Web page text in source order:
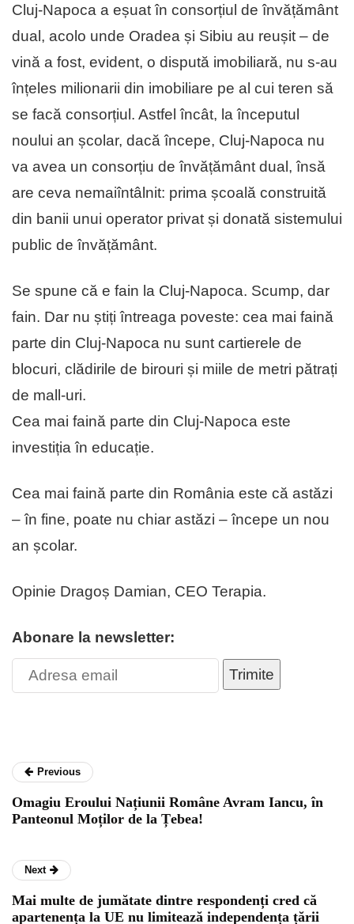
Cluj-Napoca a eșuat în consorțiul de învățământ
dual, acolo unde Oradea și Sibiu au reușit – de
vină a fost, evident, o dispută imobiliară, nu s-au
înțeles milionarii din imobiliare pe al cui teren să
se facă consorțiul. Astfel încât, la începutul
noului an școlar, dacă începe, Cluj-Napoca nu
va avea un consorțiu de învățământ dual, însă
are ceva nemaiîntâlnit: prima școală construită
din banii unui operator privat și donată sistemului
public de învățământ.
Se spune că e fain la Cluj-Napoca. Scump, dar
fain. Dar nu știți întreaga poveste: cea mai faină
parte din Cluj-Napoca nu sunt cartierele de
blocuri, clădirile de birouri și miile de metri pătrați
de mall-uri.
Cea mai faină parte din Cluj-Napoca este
investiția în educație.
Cea mai faină parte din România este că astăzi
– în fine, poate nu chiar astăzi – începe un nou
an școlar.
Opinie Dragoș Damian, CEO Terapia.
Abonare la newsletter:
Trimite
Previous
Omagiu Eroului Națiunii Române Avram Iancu, în
Panteonul Moților de la Țebea!
Next
Mai multe de jumătate dintre respondenți cred că
apartenența la UE nu limitează independența țării